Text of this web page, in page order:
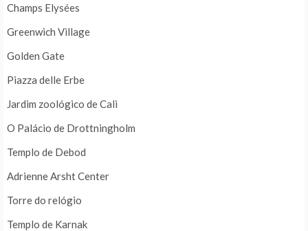
Champs Elysées
Greenwich Village
Golden Gate
Piazza delle Erbe
Jardim zoológico de Cali
O Palácio de Drottningholm
Templo de Debod
Adrienne Arsht Center
Torre do relógio
Templo de Karnak